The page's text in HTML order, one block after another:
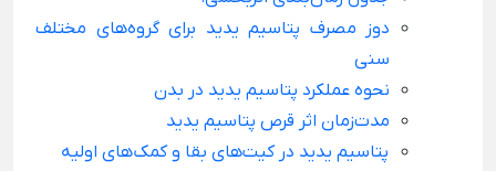
دوز مصرف پتاسیم یدید برای گروه‌های مختلف
سنی
نحوه عملکرد پتاسیم یدید در بدن
مدت‌زمان اثر قرص پتاسیم یدید
پتاسیم یدید در کیت‌های بقا و کمک‌های اولیه